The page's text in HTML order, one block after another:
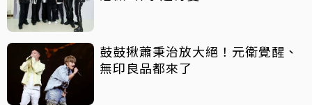
鼓鼓揪蕭秉治放大絕！元衛覺醒、
無印良品都來了